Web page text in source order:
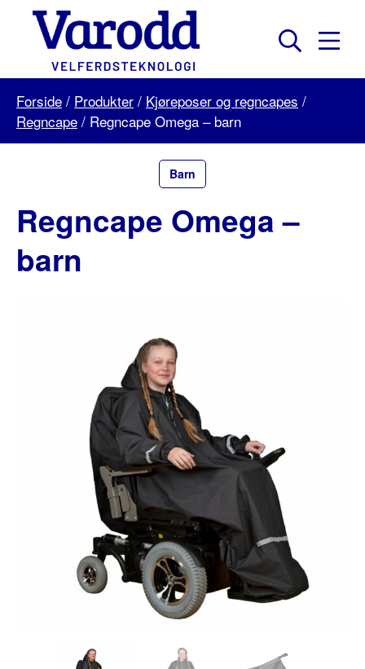
Varodd
Velferdsteknologi
Menu
Forside / Produkter / Kjøreposer og regncapes /
Regncape / Regncape Omega – barn
Barn
Regncape Omega –
barn